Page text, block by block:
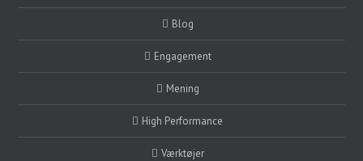
Blog
Engagement
Mening
High Performance
Værktøjer